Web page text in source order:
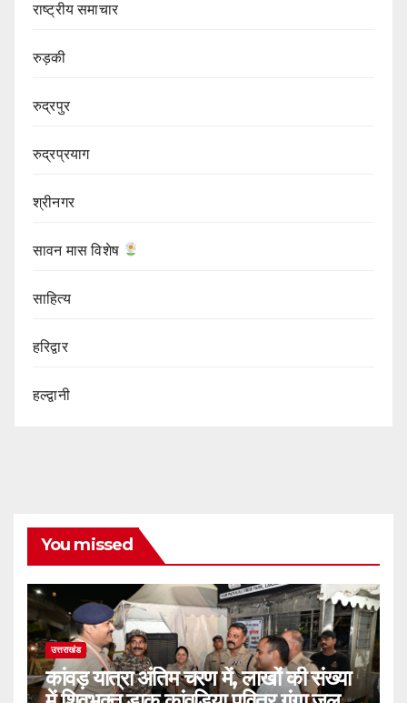
राष्ट्रीय समाचार
रुड़की
रुद्रपुर
रुद्रप्रयाग
श्रीनगर
सावन मास विशेष
साहित्य
हरिद्वार
हल्द्वानी
You missed
उत्तराखंड
कांवड़ यात्रा अंतिम चरण में, लाखों की संख्या